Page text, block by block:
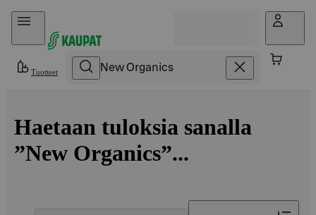
Hyppää sisältöön
Tuotteet
Haetaan tuloksia sanalla
”New Organics”...